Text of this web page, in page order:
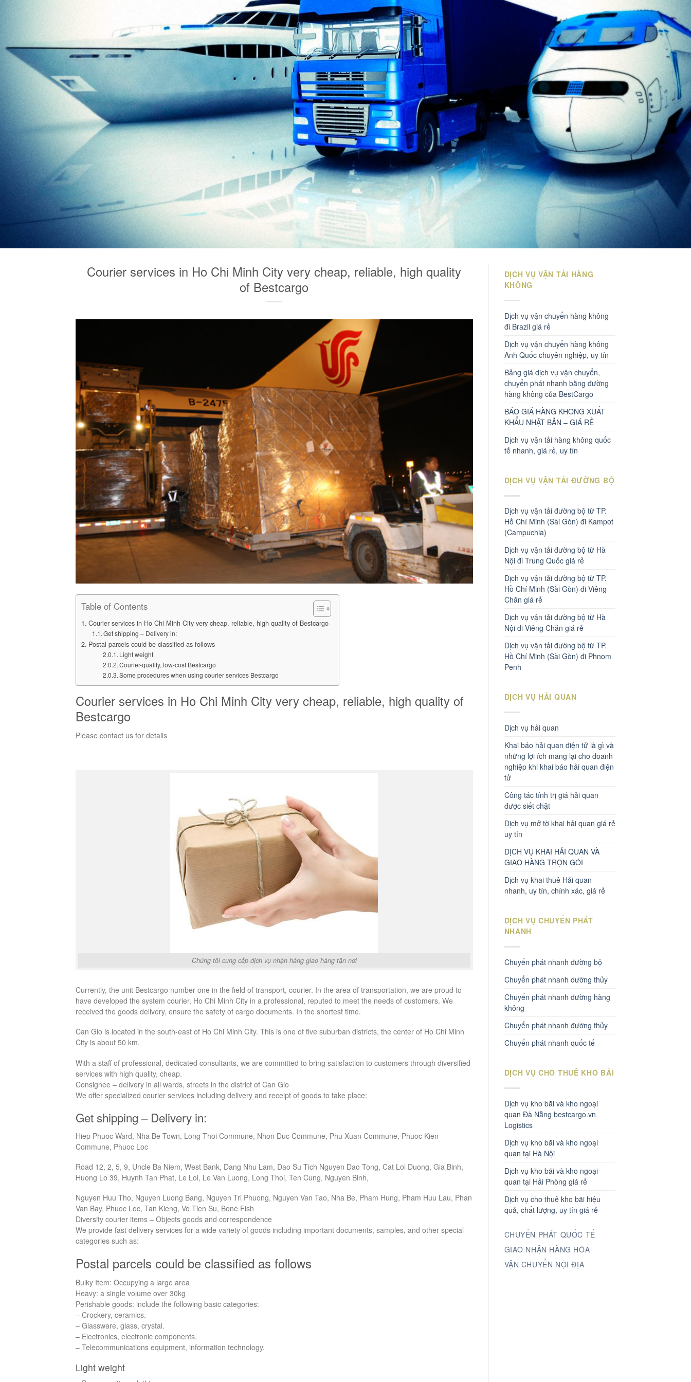
Courier services in Ho Chi Minh City very cheap, reliable, high quality
of Bestcargo
Table of Contents
Courier services in Ho Chi Minh City very cheap, reliable, high quality of Bestcargo
Get shipping – Delivery in:
Postal parcels could be classified as follows
Light weight
Courier-quality, low-cost Bestcargo
Some procedures when using courier services Bestcargo
Courier services in Ho Chi Minh City very cheap, reliable, high quality of
Bestcargo
Please contact us for details
Chúng tôi cung cấp dịch vụ nhận hàng giao hàng tận nơi
Currently, the unit Bestcargo number one in the field of transport, courier. In the area of ​​transportation, we are proud to
have developed the system courier, Ho Chi Minh City in a professional, reputed to meet the needs of customers. We
received the goods delivery, ensure the safety of cargo documents. In the shortest time.
Can Gio is located in the south-east of Ho Chi Minh City. This is one of five suburban districts, the center of Ho Chi Minh
City is about 50 km.
With a staff of professional, dedicated consultants, we are committed to bring satisfaction to customers through diversified
services with high quality, cheap.
Consignee – delivery in all wards, streets in the district of Can Gio
We offer specialized courier services including delivery and receipt of goods to take place:
Get shipping – Delivery in:
Hiep Phuoc Ward, Nha Be Town, Long Thoi Commune, Nhon Duc Commune, Phu Xuan Commune, Phuoc Kien
Commune, Phuoc Loc
Road 12, 2, 5, 9, Uncle Ba Niem, West Bank, Dang Nhu Lam, Dao Su Tich Nguyen Dao Tong, Cat Loi Duong, Gia Binh,
Huong Lo 39, Huynh Tan Phat, Le Loi, Le Van Luong, Long Thoi, Ten Cung, Nguyen Binh,
Nguyen Huu Tho, Nguyen Luong Bang, Nguyen Tri Phuong, Nguyen Van Tao, Nha Be, Pham Hung, Pham Huu Lau, Phan
Van Bay, Phuoc Loc, Tan Kieng, Vo Tien Su, Bone Fish
Diversity courier items – Objects goods and correspondence
We provide fast delivery services for a wide variety of goods including important documents, samples, and other special
categories such as:
Postal parcels could be classified as follows
Bulky Item: Occupying a large area
Heavy: a single volume over 30kg
Perishable goods: include the following basic categories:
– Crockery, ceramics.
– Glassware, glass, crystal.
– Electronics, electronic components.
– Telecommunications equipment, information technology.
Light weight
DỊCH VỤ VẬN TẢI HÀNG
KHÔNG
Dịch vụ vận chuyển hàng không
đi Brazil giá rẻ
Dịch vụ vận chuyển hàng không
Anh Quốc chuyên nghiệp, uy tín
Bảng giá dịch vụ vận chuyển,
chuyển phát nhanh bằng đường
hàng không của BestCargo
BÁO GIÁ HÀNG KHÔNG XUẤT
KHẨU NHẬT BẢN – GIÁ RẺ
Dịch vụ vận tải hàng không quốc
tế nhanh, giá rẻ, uy tín
DỊCH VỤ VẬN TẢI ĐƯỜNG BỘ
Dịch vụ vận tải đường bộ từ TP.
Hồ Chí Minh (Sài Gòn) đi Kampot
(Campuchia)
Dịch vụ vận tải đường bộ từ Hà
Nội đi Trung Quốc giá rẻ
Dịch vụ vận tải đường bộ từ TP.
Hồ Chí Minh (Sài Gòn) đi Viêng
Chăn giá rẻ
Dịch vụ vận tải đường bộ từ Hà
Nội đi Viêng Chăn giá rẻ
Dịch vụ vận tải đường bộ từ TP.
Hồ Chí Minh (Sài Gòn) đi Phnom
Penh
DỊCH VỤ HẢI QUAN
Dịch vụ hải quan
Khai báo hải quan điện tử là gì và
những lợi ích mang lại cho doanh
nghiệp khi khai báo hải quan điện
tử
Công tác tính trị giá hải quan
được siết chặt
Dịch vụ mở tờ khai hải quan giá rẻ
uy tín
DỊCH VỤ KHAI HẢI QUAN VÀ
GIAO HÀNG TRỌN GÓI
Dịch vụ khai thuê Hải quan
nhanh, uy tín, chính xác, giá rẻ
DỊCH VỤ CHUYỂN PHÁT
NHANH
Chuyển phát nhanh đường bộ
Chuyển phát nhanh dường thủy
Chuyển phát nhanh đường hàng
không
Chuyển phát nhanh đường thủy
Chuyển phát nhanh quốc tế
DỊCH VỤ CHO THUÊ KHO BÃI
Dịch vụ kho bãi và kho ngoại
quan Đà Nẵng bestcargo.vn
Logistics
Dịch vụ kho bãi và kho ngoại
quan tại Hà Nội
Dịch vụ kho bãi và kho ngoại
quan tại Hải Phòng giá rẻ
Dịch vụ cho thuê kho bãi hiệu
quả, chất lượng, uy tín giá rẻ
CHUYỂN PHÁT QUỐC TẾ
GIAO NHẬN HÀNG HÓA
VẬN CHUYỂN NỘI ĐỊA